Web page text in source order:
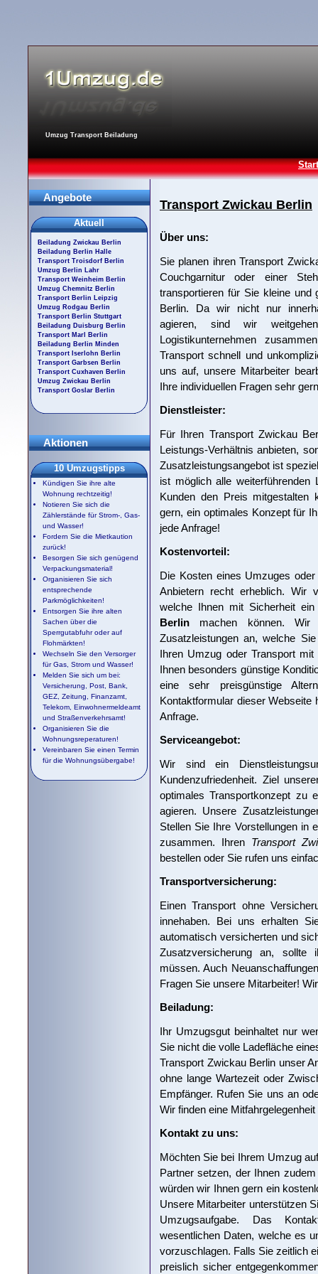
Umzug Transport Beiladung
Transport Zwickau Berlin
Über uns:
Sie planen ihren Transport
Couchgarnitur oder einer
transportieren für Sie kleine und
Berlin. Da wir nicht nur
agieren, sind wir
Logistikunternehmen
Transport schnell und
uns auf, unsere Mitarbeiter
Ihre individuellen Fragen sehr
Dienstleister:
Für Ihren Transport Zwickau
Leistungs-Verhältnis anbieten,
Zusatzleistungsangebot ist
ist möglich alle
Kunden den Preis mitgestalten
gern, ein optimales Konzept für
jede Anfrage!
Kostenvorteil:
Die Kosten eines Umzuges
Anbietern recht erheblich. Wir
welche Ihnen mit Sicherheit
Berlin machen können. Wir
Zusatzleistungen an, welche
Ihren Umzug oder Transport
Ihnen besonders günstige
eine sehr preisgünstige
Kontaktformular dieser Webseite
Anfrage.
Serviceangebot:
Wir sind ein
Kundenzufriedenheit. Ziel
optimales Transportkonzept zu
agieren. Unsere
Stellen Sie Ihre Vorstellungen in
zusammen. Ihren Transport
bestellen oder Sie rufen uns
Transportversicherung:
Einen Transport ohne
innehaben. Bei uns erhalten
automatisch versicherten und
Zusatzversicherung an, sollte
müssen. Auch
Fragen Sie unsere Mitarbeiter!
Beiladung:
Ihr Umzugsgut beinhaltet nur
Sie nicht die volle Ladefläche
Transport Zwickau Berlin unser
ohne lange Wartezeit oder
Empfänger. Rufen Sie uns an
Wir finden eine
Kontakt zu uns:
Möchten Sie bei Ihrem Umzug
Partner setzen, der Ihnen
würden wir Ihnen gern ein
Unsere Mitarbeiter unterstützen
Umzugsaufgabe. Das
wesentlichen Daten, welche es
vorzuschlagen. Falls Sie zeitlich
preislich sicher
Angebote
Aktuell
Beiladung Zwickau Berlin
Beiladung Berlin Halle
Transport Troisdorf Berlin
Umzug Berlin Lahr
Transport Weinheim Berlin
Umzug Chemnitz Berlin
Transport Berlin Leipzig
Umzug Rodgau Berlin
Transport Berlin Stuttgart
Beiladung Duisburg Berlin
Transport Marl Berlin
Beiladung Berlin Minden
Transport Iserlohn Berlin
Transport Garbsen Berlin
Transport Cuxhaven Berlin
Umzug Zwickau Berlin
Transport Goslar Berlin
Aktionen
10 Umzugstipps
Kündigen Sie ihre alte
Wohnung rechtzeitig!
Notieren Sie sich die
Zählerstände für Strom-, Gas-
und Wasser!
Fordern Sie die Mietkaution
zurück!
Besorgen Sie sich genügend
Verpackungsmaterial!
Organisieren Sie sich
entsprechende
Parkmöglichkeiten!
Entsorgen Sie ihre alten
Sachen über die
Sperrgutabfuhr oder auf
Flohmärkten!
Wechseln Sie den Versorger
für Gas, Strom und Wasser!
Melden Sie sich um bei:
Versicherung, Post, Bank,
GEZ, Zeitung, Finanzamt,
Telekom, Einwohnermeldeamt
und Straßenverkehrsamt!
Organisieren Sie die
Wohnungsreperaturen!
Vereinbaren Sie einen Termin
für die Wohnungsübergabe!